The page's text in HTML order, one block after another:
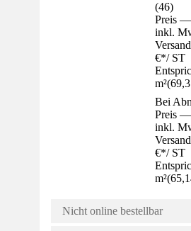
(46)
Preis —
inkl.
€*/ ST
m²(
Bei
Preis —
inkl.
€*/ ST
m²(
Nicht online bestellbar